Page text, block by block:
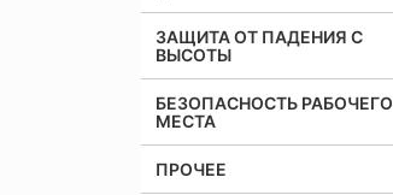
ЗАЩИТА ОТ ПАДЕНИЯ С
ВЫСОТЫ
БЕЗОПАСНОСТЬ РАБОЧЕГО
МЕСТА
ПРОЧЕЕ